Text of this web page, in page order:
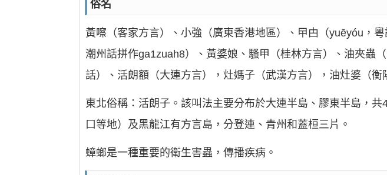
俗名
黃嚓（客家方言）、小強（廣東香港地區）、曱甴（yuēyóu，
潮州話拼作ga1zuah8）、黃婆娘、騷甲（桂林方言）、油夾蟲
話）、活朗額（大連方言），灶媽子（武漢方言），油灶婆（
東北俗稱：活朗子。該叫法主要分布於大連半島、膠東半島，
口等地）及黑龍江有方言島，分登連、青州和蓋桓三片。
蟑螂是一種重要的衛生害蟲，傳播疾病。